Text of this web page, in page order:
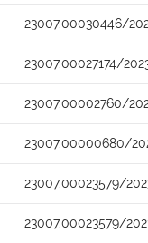
23007.00030446/
23007.00027174/
23007.00002760/
23007.00000680/
23007.00023579/
23007.00023579/